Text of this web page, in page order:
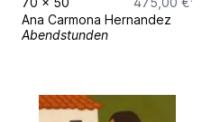
Ana Carmona Hernandez
Abendstunden